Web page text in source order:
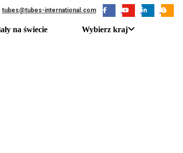
tubes@tubes-international.com
Wybierz kraj